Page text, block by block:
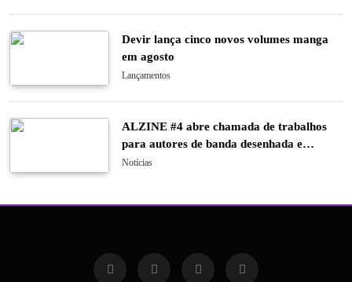
Devir lança cinco novos volumes manga
em agosto
Lançamentos
ALZINE #4 abre chamada de trabalhos
para autores de banda desenhada e
ilustração
Notícias